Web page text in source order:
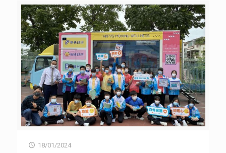
HKFYG’s Neighbourhood First volunteer team. Here, she
focuses on assisting the elderly by providing essential
winter items like quilts and warm clothing. One by one,
Wendy[…]
18/01/2024